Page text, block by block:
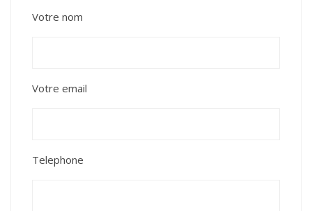
Votre nom
Votre email
Telephone